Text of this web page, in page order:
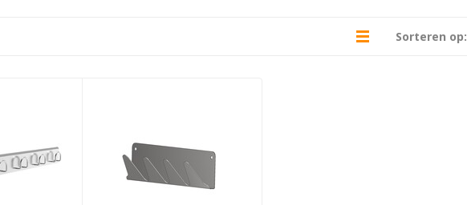
Sorteren op: